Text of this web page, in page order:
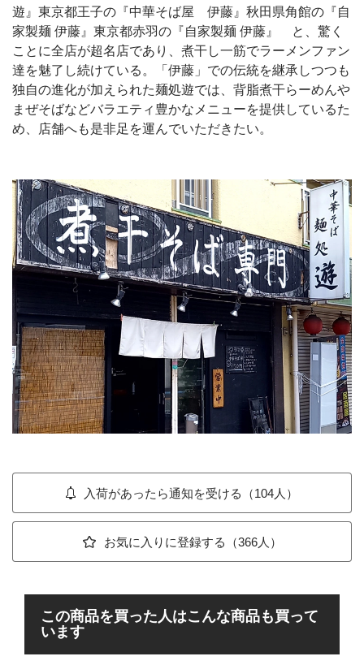
遊』東京都王子の『中華そば屋 伊藤』秋田県角館の『自
家製麺 伊藤』東京都赤羽の『自家製麺 伊藤』 と、驚く
ことに全店が超名店であり、煮干し一筋でラーメンファン
達を魅了し続けている。「伊藤」での伝統を継承しつつも
独自の進化が加えられた麺処遊では、背脂煮干らーめんや
まぜそばなどバラエティ豊かなメニューを提供しているた
め、店舗へも是非足を運んでいただきたい。
入荷があったら通知を受ける（104人）
お気に入りに登録する（366人）
この商品を買った人はこんな商品も買って
います